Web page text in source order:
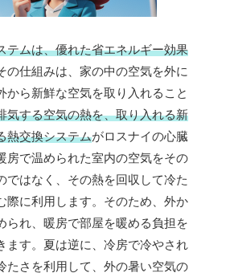
テムは、優れた省エネルギー効果
の仕組みは、家の中の空気を外に
から新鮮な空気を取り入れること
気する空気の熱を、取り入れる新
熱交換システムがロスナイの心臓
房で温められた室内の空気をその
ではなく、その熱を回収して冷た
際に利用します。そのため、外か
られ、暖房で部屋を暖める負担を
ます。夏は逆に、冷房で冷やされ
たさを利用して、外の暑い空気の